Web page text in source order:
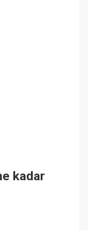
kadar